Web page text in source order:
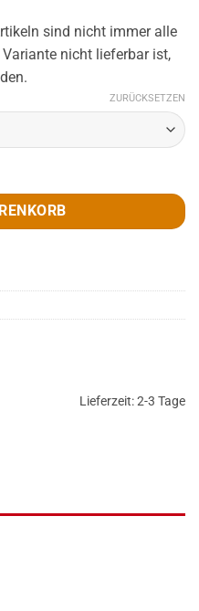
sind nicht immer alle
nicht lieferbar ist,
ZURÜCKSETZEN
oder hell Menge
Lieferzeit:2-3 Tage